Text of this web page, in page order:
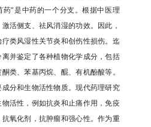
药”是中药的一个分支。根据中医理
活侧支、祛风消湿的功效。因此，
类风湿性关节炎和创伤性损伤。迄
并鉴定了各种植物化学成分，包括
类、苯基丙烷、醌、有机酚酸等。
分和生物活性物质。现代药理研究
活性，例如抗炎和止痛作用，免疫
氧化剂，抗肿瘤和强心性。作为重